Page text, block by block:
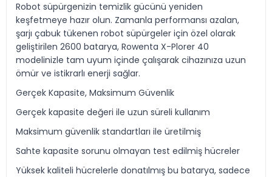
Robot süpürgenizin temizlik gücünü yeniden
keşfetmeye hazır olun. Zamanla performansı azalan,
şarjı çabuk tükenen robot süpürgeler için özel olarak
geliştirilen 2600 batarya, Rowenta X-Plorer 40
modelinizle tam uyum içinde çalışarak cihazınıza uzun
ömür ve istikrarlı enerji sağlar.
Gerçek Kapasite, Maksimum Güvenlik
Gerçek kapasite değeri ile uzun süreli kullanım
Maksimum güvenlik standartları ile üretilmiş
Sahte kapasite sorunu olmayan test edilmiş hücreler
Yüksek kaliteli hücrelerle donatılmış bu batarya, sadece